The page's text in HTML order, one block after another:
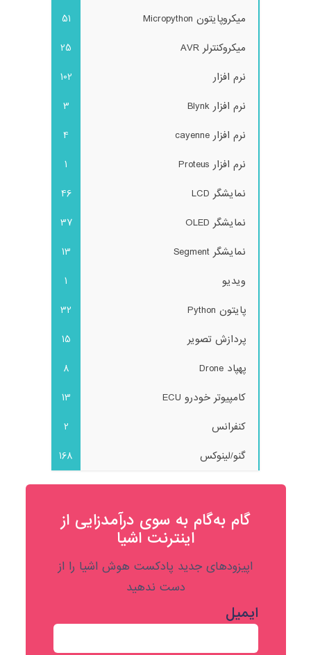
میکروپایتون Micropython
51
میکروکنترلر AVR
25
نرم افزار
102
نرم افزار Blynk
3
نرم افزار cayenne
4
نرم افزار Proteus
1
نمایشگر LCD
46
نمایشگر OLED
37
نمایشگر Segment
13
ویدیو
1
پایتون Python
32
پردازش تصویر
15
پهپاد Drone
8
کامپیوتر خودرو ECU
13
کنفرانس
2
گنو/لینوکس
168
گام به‌گام به‌ سوی درآمدزایی از
اینترنت اشیا
اپیزودهای جدید پادکست هوش اشیا را از
دست ندهید
ایمیل